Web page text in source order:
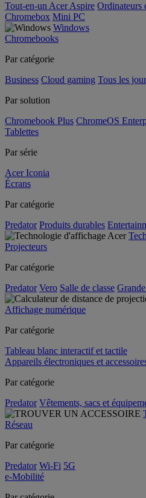
Tout-en-un Acer Aspire Ordinateurs
Chromebox Mini PC
Windows
Chromebooks
Par catégorie
Business Cloud gaming Tous les
Par solution
Chromebook Plus ChromeOS
Tablettes
Par série
Acer Iconia
Écrans
Par catégorie
Predator Produits durables
Projecteurs
Par catégorie
Predator Vero Salle de classe
Affichage numérique
Par catégorie
Tableau blanc interactif et tactile
Appareils électroniques et
Par catégorie
Predator Vêtements, sacs et
Réseau
Par catégorie
Predator Wi-Fi 5G
e-Mobilité